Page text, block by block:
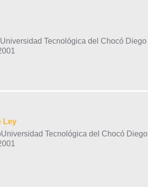
Tecnológica del Chocó Diego
Ley
Tecnológica del Chocó Diego